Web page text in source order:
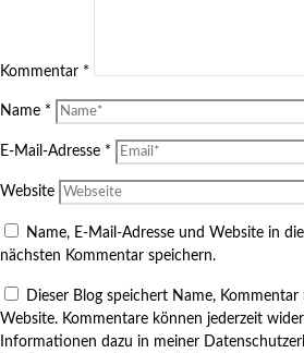
Kommentar *
Name *
E-Mail-Adresse *
Website
Name, E-Mail-Adresse und Website in
nächsten Kommentar speichern.
Dieser Blog speichert Name,
Website. Kommentare können jederzeit
Informationen dazu in meiner